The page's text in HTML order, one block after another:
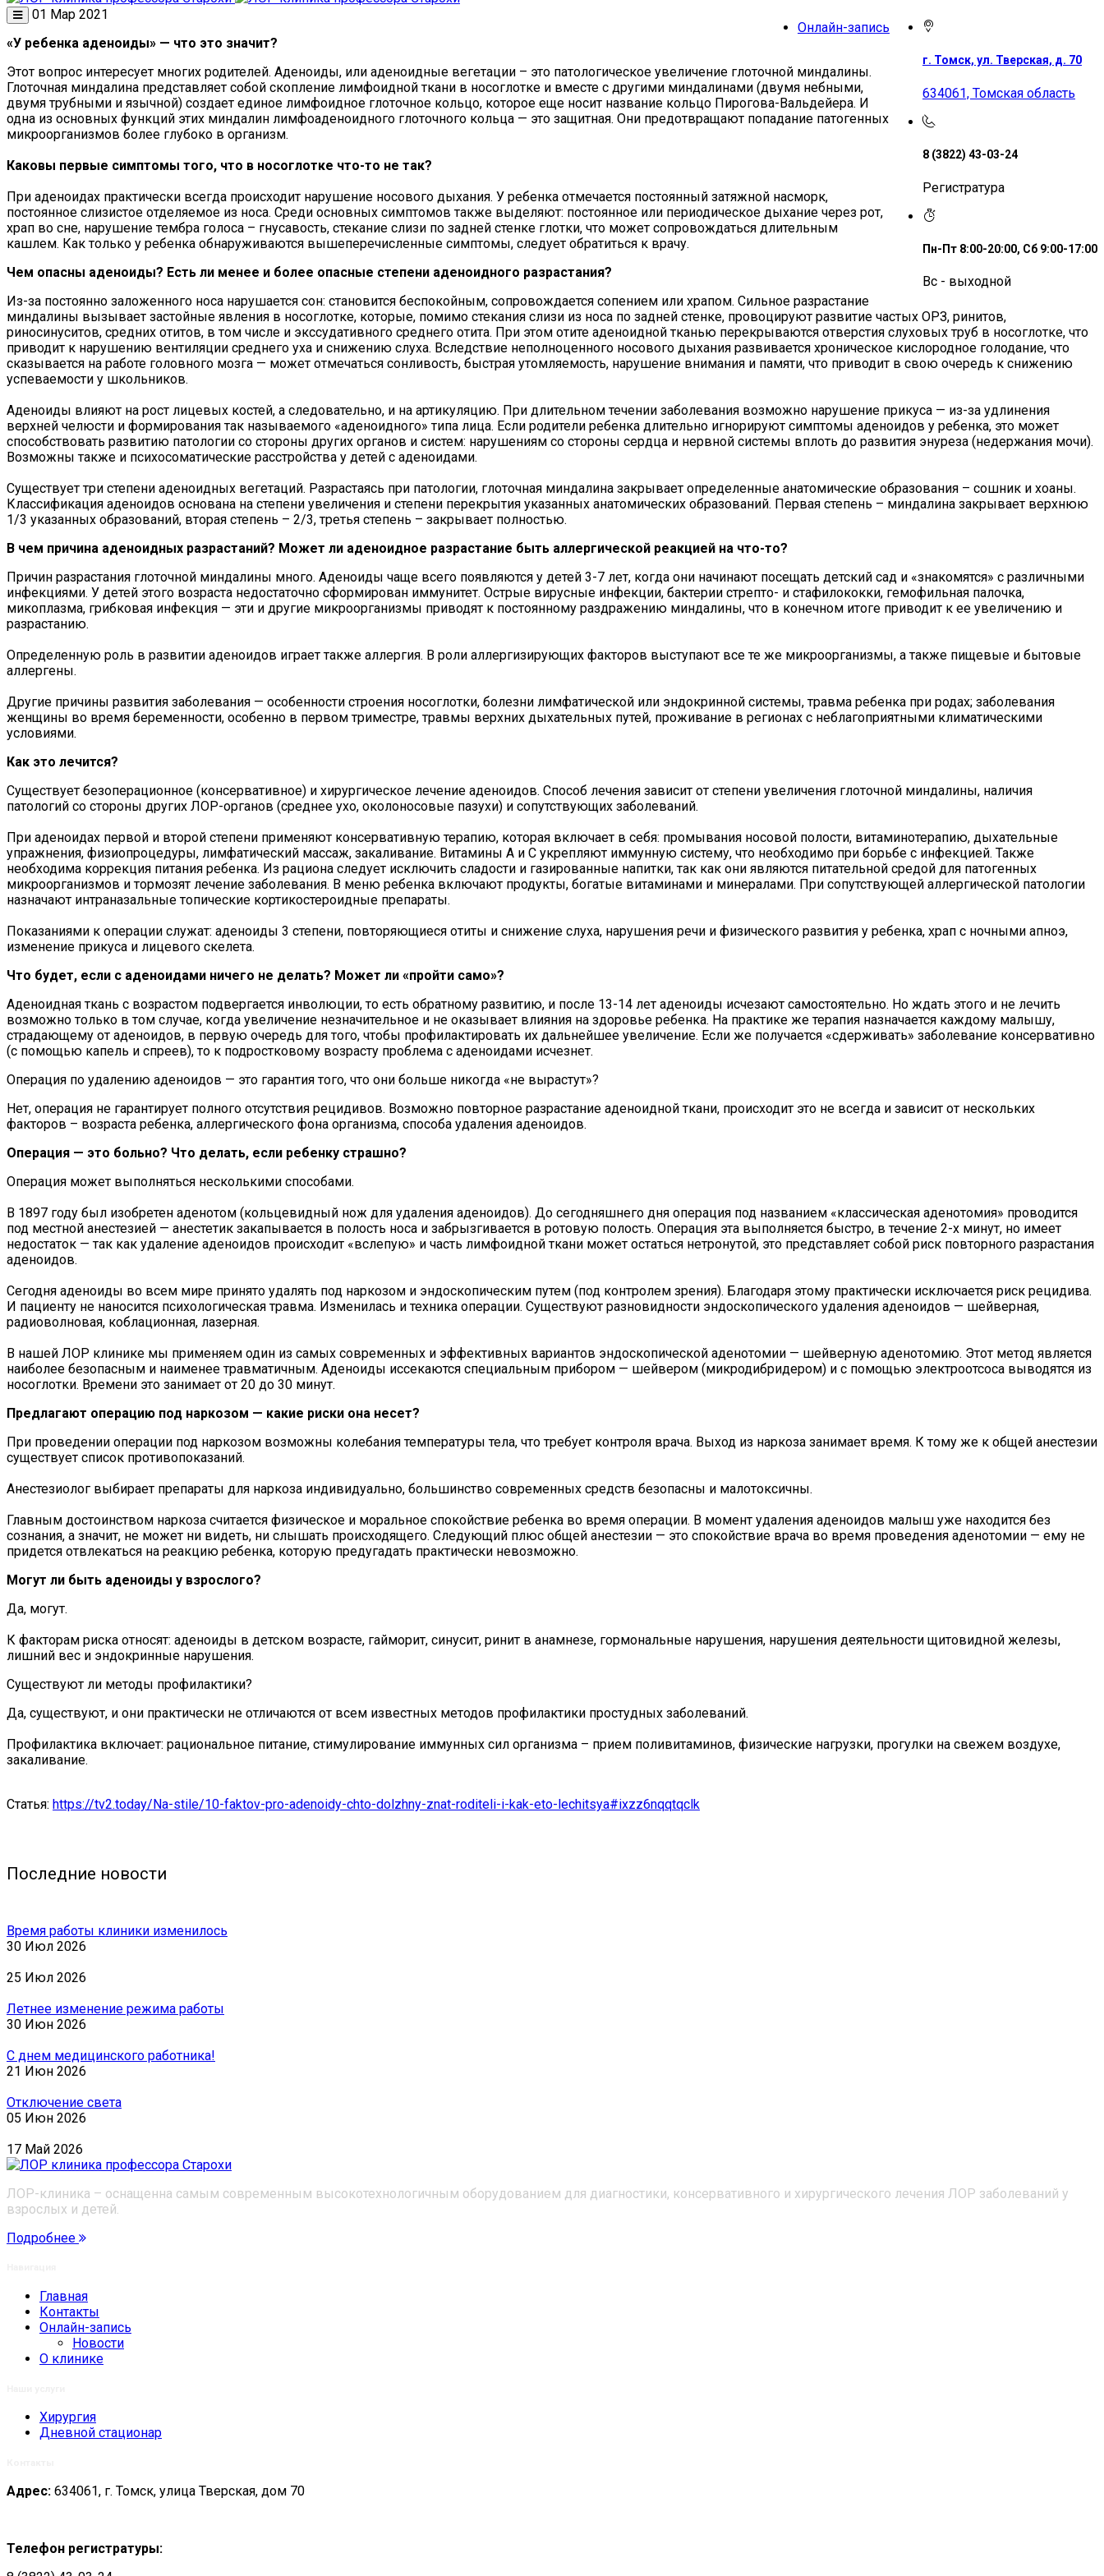
г. Томск, ул. Тверская, д. 70
634061, Томская область
8 (3822) 43-03-24
Регистратура
Пн-Пт 8:00-20:00, Сб 9:00-17:00
Вс - выходной
Онлайн-запись
01 Мар 2021
«У ребенка аденоиды» — что это значит?
Этот вопрос интересует многих родителей. Аденоиды, или аденоидные вегетации – это патологическое увеличение глоточной миндалины.
Глоточная миндалина представляет собой скопление лимфоидной ткани в носоглотке и вместе с другими миндалинами (двумя небными,
двумя трубными и язычной) создает единое лимфоидное глоточное кольцо, которое еще носит название кольцо Пирогова-Вальдейера. И
одна из основных функций этих миндалин лимфоаденоидного глоточного кольца — это защитная. Они предотвращают попадание патогенных
микроорганизмов более глубоко в организм.
Каковы первые симптомы того, что в носоглотке что-то не так?
При аденоидах практически всегда происходит нарушение носового дыхания. У ребенка отмечается постоянный затяжной насморк,
постоянное слизистое отделяемое из носа. Среди основных симптомов также выделяют: постоянное или периодическое дыхание через рот,
храп во сне, нарушение тембра голоса – гнусавость, стекание слизи по задней стенке глотки, что может сопровождаться длительным
кашлем. Как только у ребенка обнаруживаются вышеперечисленные симптомы, следует обратиться к врачу.
Чем опасны аденоиды? Есть ли менее и более опасные степени аденоидного разрастания?
Из-за постоянно заложенного носа нарушается сон: становится беспокойным, сопровождается сопением или храпом. Сильное разрастание
миндалины вызывает застойные явления в носоглотке, которые, помимо стекания слизи из носа по задней стенке, провоцируют развитие частых ОРЗ, ринитов,
риносинуситов, средних отитов, в том числе и экссудативного среднего отита. При этом отите аденоидной тканью перекрываются отверстия слуховых труб в носоглотке, что
приводит к нарушению вентиляции среднего уха и снижению слуха. Вследствие неполноценного носового дыхания развивается хроническое кислородное голодание, что
сказывается на работе головного мозга — может отмечаться сонливость, быстрая утомляемость, нарушение внимания и памяти, что приводит в свою очередь к снижению
успеваемости у школьников.
Аденоиды влияют на рост лицевых костей, а следовательно, и на артикуляцию. При длительном течении заболевания возможно нарушение прикуса — из-за удлинения
верхней челюсти и формирования так называемого «аденоидного» типа лица. Если родители ребенка длительно игнорируют симптомы аденоидов у ребенка, это может
способствовать развитию патологии со стороны других органов и систем: нарушениям со стороны сердца и нервной системы вплоть до развития энуреза (недержания мочи).
Возможны также и психосоматические расстройства у детей с аденоидами.
Существует три степени аденоидных вегетаций. Разрастаясь при патологии, глоточная миндалина закрывает определенные анатомические образования – сошник и хоаны.
Классификация аденоидов основана на степени увеличения и степени перекрытия указанных анатомических образований. Первая степень – миндалина закрывает верхнюю
1/3 указанных образований, вторая степень – 2/3, третья степень – закрывает полностью.
В чем причина аденоидных разрастаний? Может ли аденоидное разрастание быть аллергической реакцией на что-то?
Причин разрастания глоточной миндалины много. Аденоиды чаще всего появляются у детей 3-7 лет, когда они начинают посещать детский сад и «знакомятся» с различными
инфекциями. У детей этого возраста недостаточно сформирован иммунитет. Острые вирусные инфекции, бактерии стрепто- и стафилококки, гемофильная палочка,
микоплазма, грибковая инфекция — эти и другие микроорганизмы приводят к постоянному раздражению миндалины, что в конечном итоге приводит к ее увеличению и
разрастанию.
Определенную роль в развитии аденоидов играет также аллергия. В роли аллергизирующих факторов выступают все те же микроорганизмы, а также пищевые и бытовые
аллергены.
Другие причины развития заболевания — особенности строения носоглотки, болезни лимфатической или эндокринной системы, травма ребенка при родах; заболевания
женщины во время беременности, особенно в первом триместре, травмы верхних дыхательных путей, проживание в регионах с неблагоприятными климатическими
условиями.
Как это лечится?
Существует безоперационное (консервативное) и хирургическое лечение аденоидов. Способ лечения зависит от степени увеличения глоточной миндалины, наличия
патологий со стороны других ЛОР-органов (среднее ухо, околоносовые пазухи) и сопутствующих заболеваний.
При аденоидах первой и второй степени применяют консервативную терапию, которая включает в себя: промывания носовой полости, витаминотерапию, дыхательные
упражнения, физиопроцедуры, лимфатический массаж, закаливание. Витамины A и C укрепляют иммунную систему, что необходимо при борьбе с инфекцией. Также
необходима коррекция питания ребенка. Из рациона следует исключить сладости и газированные напитки, так как они являются питательной средой для патогенных
микроорганизмов и тормозят лечение заболевания. В меню ребенка включают продукты, богатые витаминами и минералами. При сопутствующей аллергической патологии
назначают интраназальные топические кортикостероидные препараты.
Показаниями к операции служат: аденоиды 3 степени, повторяющиеся отиты и снижение слуха, нарушения речи и физического развития у ребенка, храп с ночными апноэ,
изменение прикуса и лицевого скелета.
Что будет, если с аденоидами ничего не делать? Может ли «пройти само»?
Аденоидная ткань с возрастом подвергается инволюции, то есть обратному развитию, и после 13-14 лет аденоиды исчезают самостоятельно. Но ждать этого и не лечить
возможно только в том случае, когда увеличение незначительное и не оказывает влияния на здоровье ребенка. На практике же терапия назначается каждому малышу,
страдающему от аденоидов, в первую очередь для того, чтобы профилактировать их дальнейшее увеличение. Если же получается «сдерживать» заболевание консервативно
(с помощью капель и спреев), то к подростковому возрасту проблема с аденоидами исчезнет.
Операция по удалению аденоидов — это гарантия того, что они больше никогда «не вырастут»?
Нет, операция не гарантирует полного отсутствия рецидивов. Возможно повторное разрастание аденоидной ткани, происходит это не всегда и зависит от нескольких
факторов – возраста ребенка, аллергического фона организма, способа удаления аденоидов.
Операция — это больно? Что делать, если ребенку страшно?
Операция может выполняться несколькими способами.
В 1897 году был изобретен аденотом (кольцевидный нож для удаления аденоидов). До сегодняшнего дня операция под названием «классическая аденотомия» проводится
под местной анестезией — анестетик закапывается в полость носа и забрызгивается в ротовую полость. Операция эта выполняется быстро, в течение 2-х минут, но имеет
недостаток — так как удаление аденоидов происходит «вслепую» и часть лимфоидной ткани может остаться нетронутой, это представляет собой риск повторного разрастания
аденоидов.
Сегодня аденоиды во всем мире принято удалять под наркозом и эндоскопическим путем (под контролем зрения). Благодаря этому практически исключается риск рецидива.
И пациенту не наносится психологическая травма. Изменилась и техника операции. Существуют разновидности эндоскопического удаления аденоидов — шейверная,
радиоволновая, коблационная, лазерная.
В нашей ЛОР клинике мы применяем один из самых современных и эффективных вариантов эндоскопической аденотомии — шейверную аденотомию. Этот метод является
наиболее безопасным и наименее травматичным. Аденоиды иссекаются специальным прибором — шейвером (микродибридером) и с помощью электроотсоса выводятся из
носоглотки. Времени это занимает от 20 до 30 минут.
Предлагают операцию под наркозом — какие риски она несет?
При проведении операции под наркозом возможны колебания температуры тела, что требует контроля врача. Выход из наркоза занимает время. К тому же к общей анестезии
существует список противопоказаний.
Анестезиолог выбирает препараты для наркоза индивидуально, большинство современных средств безопасны и малотоксичны.
Главным достоинством наркоза считается физическое и моральное спокойствие ребенка во время операции. В момент удаления аденоидов малыш уже находится без
сознания, а значит, не может ни видеть, ни слышать происходящего. Следующий плюс общей анестезии — это спокойствие врача во время проведения аденотомии — ему не
придется отвлекаться на реакцию ребенка, которую предугадать практически невозможно.
Могут ли быть аденоиды у взрослого?
Да, могут.
К факторам риска относят: аденоиды в детском возрасте, гайморит, синусит, ринит в анамнезе, гормональные нарушения, нарушения деятельности щитовидной железы,
лишний вес и эндокринные нарушения.
Существуют ли методы профилактики?
Да, существуют, и они практически не отличаются от всем известных методов профилактики простудных заболеваний.
Профилактика включает: рациональное питание, стимулирование иммунных сил организма – прием поливитаминов, физические нагрузки, прогулки на свежем воздухе,
закаливание.
Статья: https://tv2.today/Na-stile/10-faktov-pro-adenoidy-chto-dolzhny-znat-roditeli-i-kak-eto-lechitsya#ixzz6nqqtqclk
Последние новости
Время работы клиники изменилось
30 Июл 2026
25 Июл 2026
Летнее изменение режима работы
30 Июн 2026
С днем медицинского работника!
21 Июн 2026
Отключение света
05 Июн 2026
17 Май 2026
ЛОР-клиника – оснащенна самым современным высокотехнологичным оборудованием для диагностики, консервативного и хирургического лечения ЛОР заболеваний у
взрослых и детей.
Подробнее
Главная
Контакты
Онлайн-запись
Новости
О клинике
Хирургия
Дневной стационар
Адрес: 634061, г. Томск, улица Тверская, дом 70
Телефон регистратуры: